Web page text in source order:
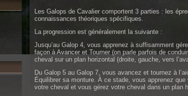
Les Galops de Cavalier comportent 3 parties : les
connaissances théoriques spécifiques.
La progression est généralement la suivante :
Jusqu’au Galop 4, vous apprenez à suffisamment
façon à Avancer et Tourner (on parle parfois de
cheval sur un plan horizontal (droite, gauche, vers
Du Galop 5 au Galop 7, vous avancez et tournez à
Équilibrer sa monture. À ce stade, vous apprenez
votre cheval et vous gérez votre cheval dans un plan